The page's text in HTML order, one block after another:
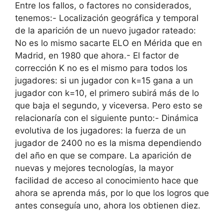
Entre los fallos, o factores no considerados,
tenemos:- Localización geográfica y temporal
de la aparición de un nuevo jugador rateado:
No es lo mismo sacarte ELO en Mérida que en
Madrid, en 1980 que ahora.- El factor de
corrección K no es el mismo para todos los
jugadores: si un jugador con k=15 gana a un
jugador con k=10, el primero subirá más de lo
que baja el segundo, y viceversa. Pero esto se
relacionaría con el siguiente punto:- Dinámica
evolutiva de los jugadores: la fuerza de un
jugador de 2400 no es la misma dependiendo
del año en que se compare. La aparición de
nuevas y mejores tecnologías, la mayor
facilidad de acceso al conocimiento hace que
ahora se aprenda más, por lo que los logros que
antes conseguía uno, ahora los obtienen diez.